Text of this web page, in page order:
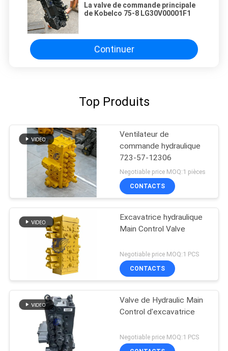
La valve de commande principale
de Kobelco 75-8 LG30V00001F1
Continuer
Top Produits
Ventilateur de
commande hydraulique
723-57-12306
Negotiable price MOQ:1 pièces
CONTACTS
Excavatrice hydraulique
Main Control Valve
Negotiable price MOQ:1 PCS
CONTACTS
Valve de Hydraulic Main
Control d'excavatrice
Negotiable price MOQ:1 PCS